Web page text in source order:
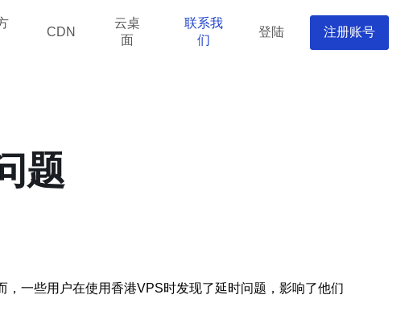
CDN
云桌
面
联系我
们
登陆 注册账号
题
一些用户在使用香港VPS时发现了延时问题，影响了他们